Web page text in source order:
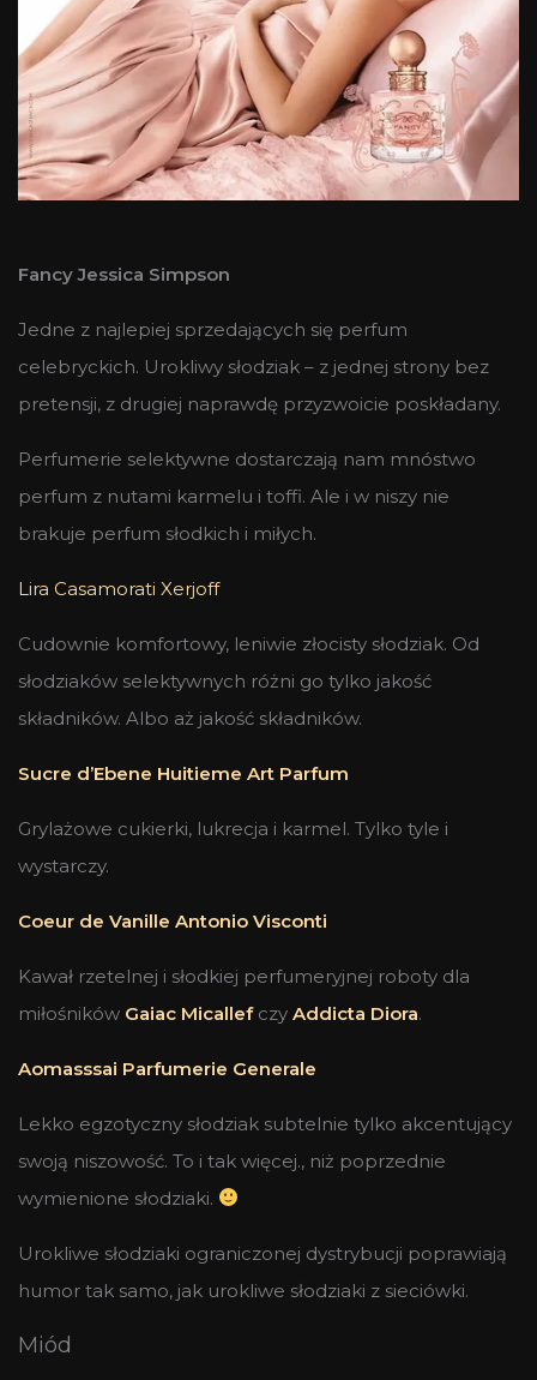
Fancy Jessica Simpson
Jedne z najlepiej sprzedających się perfum
celebryckich. Urokliwy słodziak – z jednej strony bez
pretensji, z drugiej naprawdę przyzwoicie poskładany.
Perfumerie selektywne dostarczają nam mnóstwo
perfum z nutami karmelu i toffi. Ale i w niszy nie
brakuje perfum słodkich i miłych.
Lira Casamorati Xerjoff
Cudownie komfortowy, leniwie złocisty słodziak. Od
słodziaków selektywnych różni go tylko jakość
składników. Albo aż jakość składników.
Sucre d’Ebene Huitieme Art Parfum
Grylażowe cukierki, lukrecja i karmel. Tylko tyle i
wystarczy.
Coeur de Vanille Antonio Visconti
Kawał rzetelnej i słodkiej perfumeryjnej roboty dla
miłośników Gaiac Micallefczy Addicta Diora.
Aomasssai Parfumerie Generale
Lekko egzotyczny słodziak subtelnie tylko akcentujący
swoją niszowość. To i tak więcej., niż poprzednie
wymienione słodziaki.
Urokliwe słodziaki ograniczonej dystrybucji poprawiają
humor tak samo, jak urokliwe słodziaki z sieciówki.
Miód